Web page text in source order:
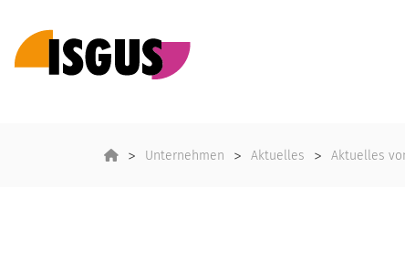
Unternehmen Aktuelles Aktuelles